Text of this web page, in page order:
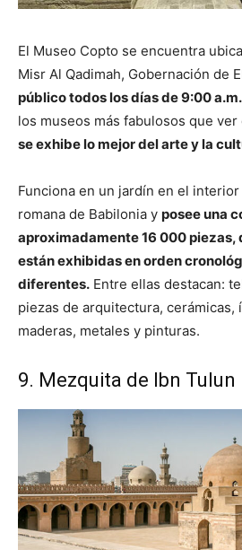
El Museo Copto se encuentra
Misr Al Qadimah, Gobernación de
público todos los días de 9:00
los museos más fabulosos que ver
se exhibe lo mejor del arte y la
Funciona en un jardín en el
romana de Babilonia y posee una
aproximadamente 16 000 piezas,
están exhibidas en orden
diferentes. Entre ellas destacan:
piezas de arquitectura, cerámicas,
maderas, metales y pinturas.
9. Mezquita de Ibn Tulun